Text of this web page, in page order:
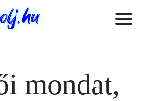
mondat,